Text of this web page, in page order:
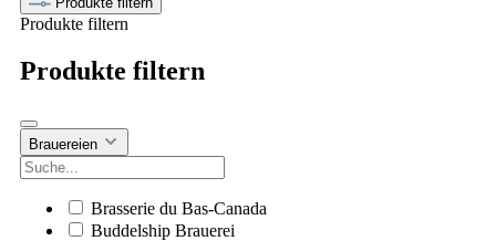
Produkte filtern
Produkte filtern
Brauereien
Brasserie du Bas-Canada
Buddelship Brauerei